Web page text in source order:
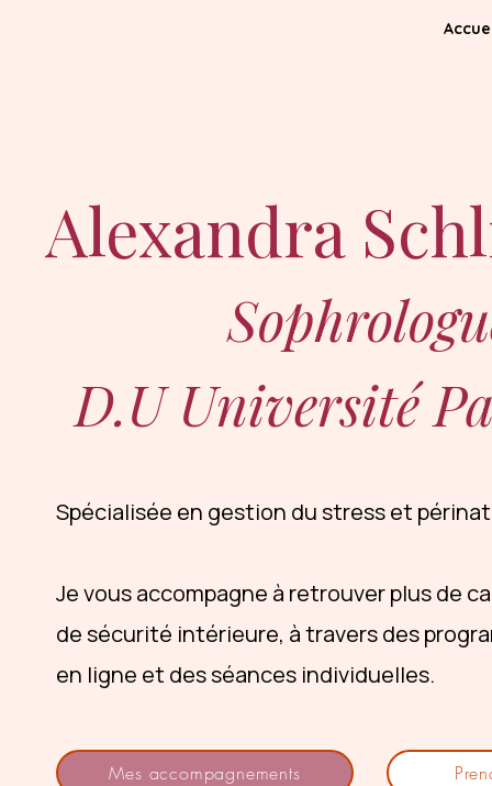
Alexandra
D.U Université
Spécialisée en gestion du stress et
Je vous accompagne à retrouver plus de
de sécurité intérieure, à travers des
en ligne et des séances individuelles.
Mes accompagnements